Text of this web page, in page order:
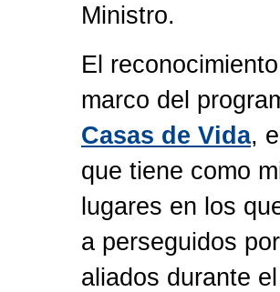
Ministro.
El
marco del
Casas de Vida,
que tiene como
lugares en los
a perseguidos
aliados durante